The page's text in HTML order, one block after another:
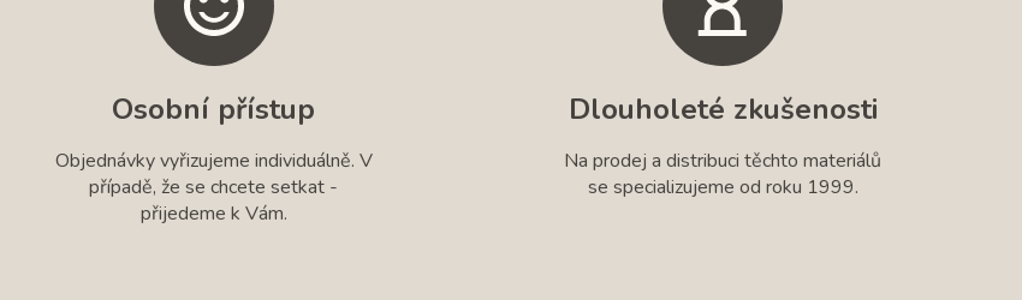
Osobní přístup
Objednávky vyřizujeme individuálně. V
případě, že se chcete setkat -
přijedeme k Vám.
Dlouholeté zkušenosti
Na prodej a distribuci těchto materiálů
se specializujeme od roku 1999.